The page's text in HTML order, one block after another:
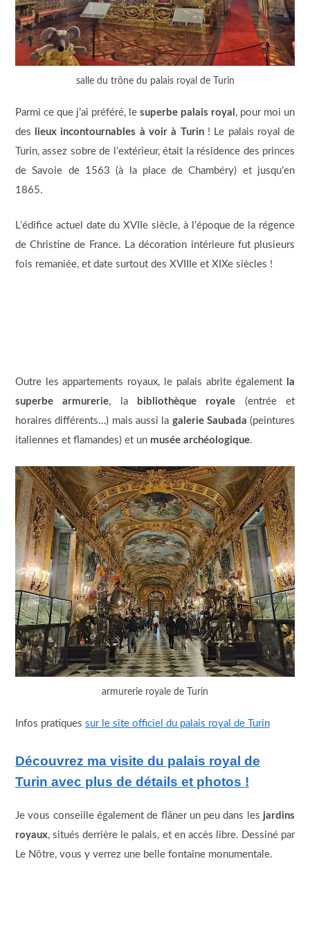
salle du trône du palais royal de Turin
Parmi ce que j’ai préféré, lesuperbe palais royal , pour moi un
des
lieux incontournables à voir à Turin! Le palais royal de
Turin, assez sobre de l’extérieur, était la résidence des princes
de Savoie de 1563 (à la place de Chambéry) et jusqu’en
1865.
L’édifice actuel date du XVIIe siècle, à l’époque de la régence
de Christine de France. La décoration intérieure fut plusieurs
fois remaniée, et date surtout des XVIIIe et XIXe siècles !
Outre les appartements royaux, le palais abrite également la
superbe armurerie, la bibliothèque royale (entrée et
horaires différents…) mais aussi la galerie Saubada (peintures
italiennes et flamandes) et un musée archéologique.
armurerie royale de Turin
Infos pratiques sur le site officiel du palais royal de Turin
Découvrez ma visite du palais royal de
Turin avec plus de détails et photos !
Je vous conseille également de flâner un peu dans lesjardins
royaux, situés derrière le palais, et en accès libre. Dessiné par
Le Nôtre, vous y verrez une belle fontaine monumentale.